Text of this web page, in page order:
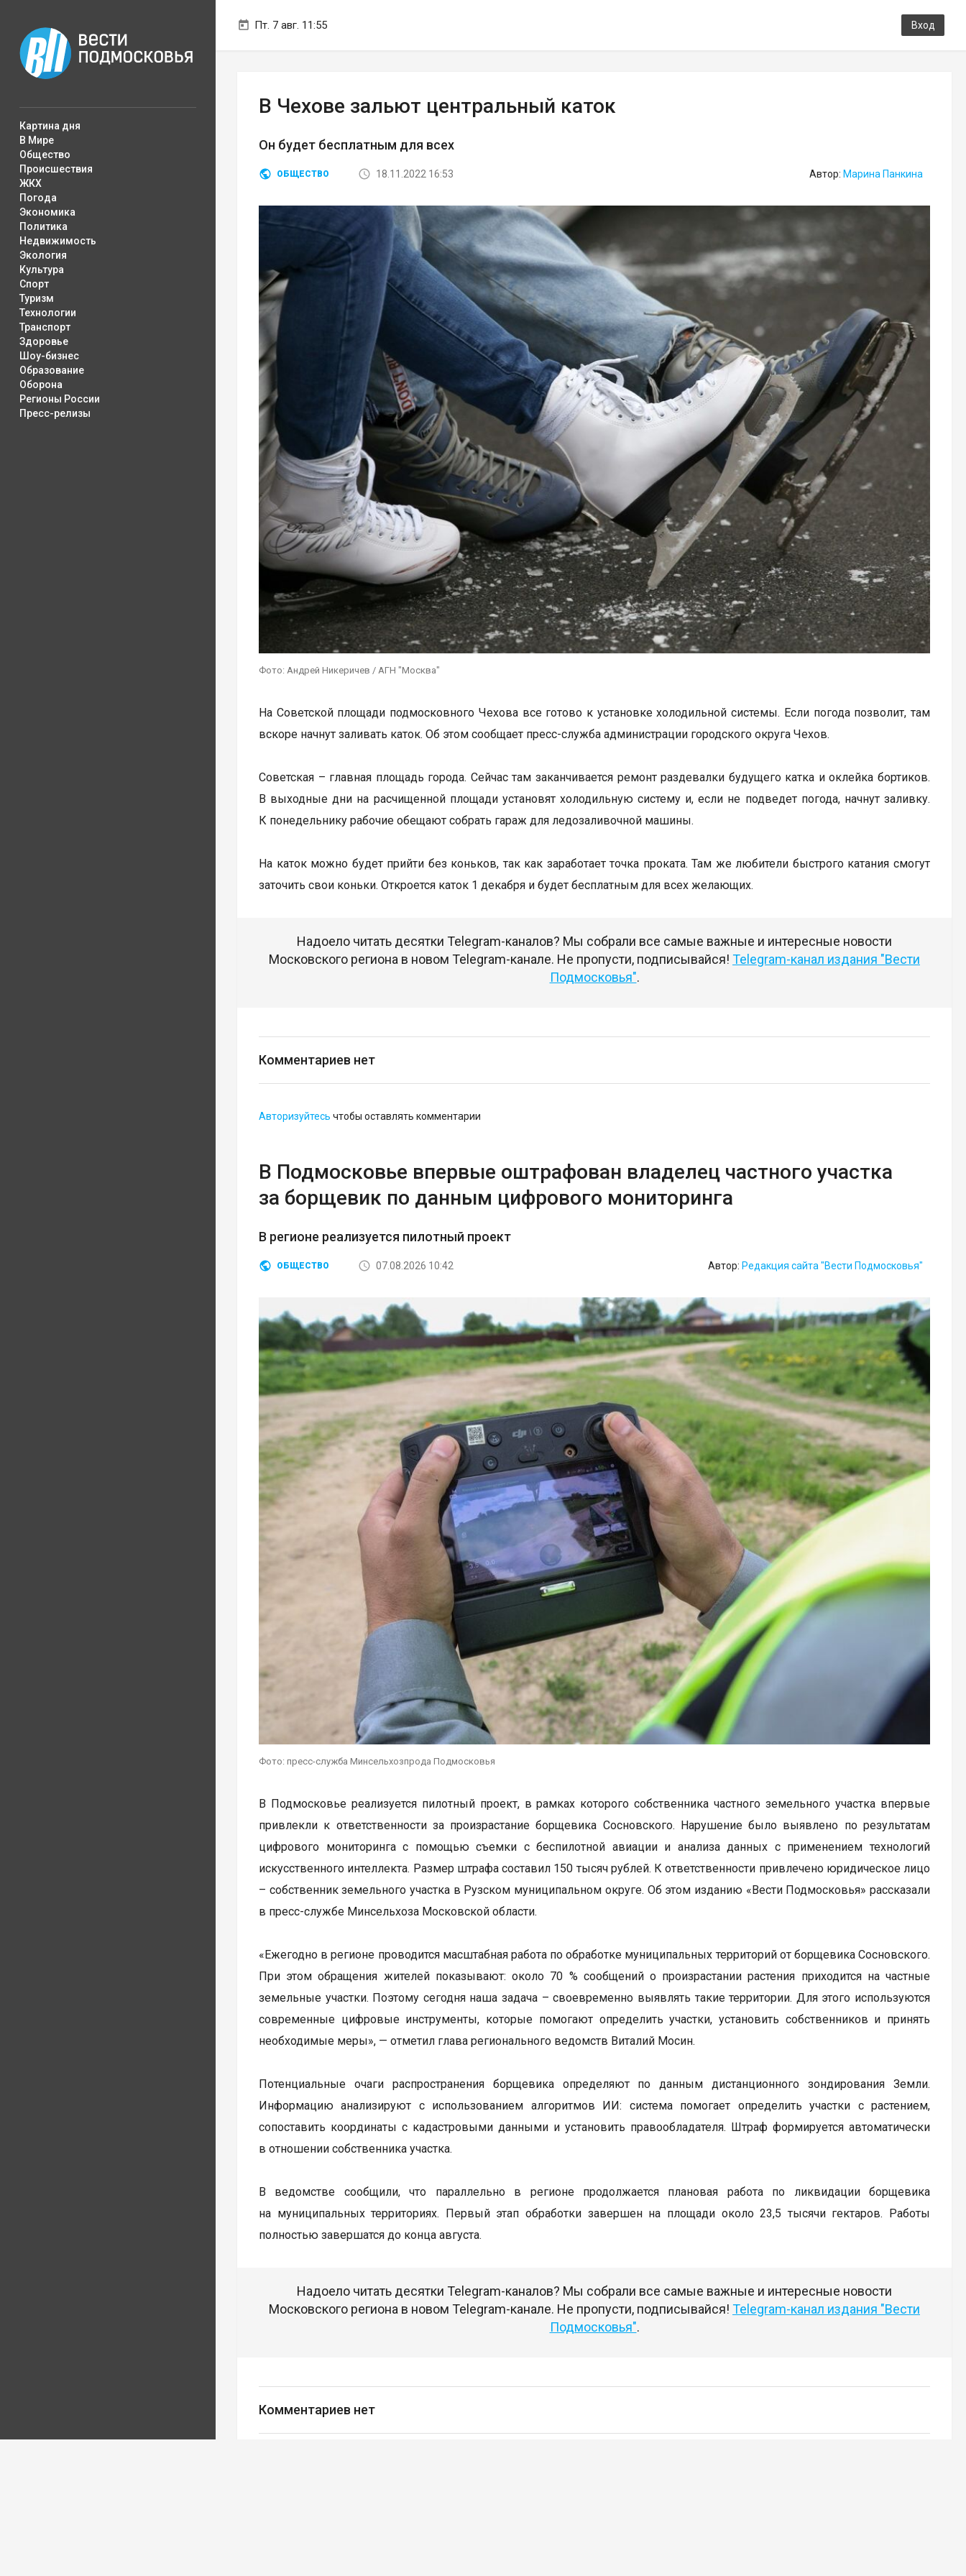
Пт. 7 авг. 11:55 Вход
Картина дня
В Мире
Общество
Происшествия
ЖКХ
Погода
Экономика
Политика
Недвижимость
Экология
Культура
Спорт
Туризм
Технологии
Транспорт
Здоровье
Шоу-бизнес
Образование
Оборона
Регионы России
Пресс-релизы
В Чехове зальют центральный каток
Он будет бесплатным для всех
ОБЩЕСТВО 18.11.2022 16:53 Автор: Марина Панкина
Фото: Андрей Никеричев / АГН "Москва"
На Советской площади подмосковного Чехова все готово к установке холодильной системы. Если погода позволит, там
вскоре начнут заливать каток. Об этом сообщает пресс-служба администрации городского округа Чехов.
Советская – главная площадь города. Сейчас там заканчивается ремонт раздевалки будущего катка и оклейка бортиков.
В выходные дни на расчищенной площади установят холодильную систему и, если не подведет погода, начнут заливку.
К понедельнику рабочие обещают собрать гараж для ледозаливочной машины.
На каток можно будет прийти без коньков, так как заработает точка проката. Там же любители быстрого катания смогут
заточить свои коньки. Откроется каток 1 декабря и будет бесплатным для всех желающих.
Надоело читать десятки Telegram-каналов? Мы собрали все самые важные и интересные новости
Московского региона в новом Telegram-канале. Не пропусти, подписывайся! Telegram-канал издания "Вести
Подмосковья".
Комментариев нет
Авторизуйтесь чтобы оставлять комментарии
В Подмосковье впервые оштрафован владелец частного участка
за борщевик по данным цифрового мониторинга
В регионе реализуется пилотный проект
ОБЩЕСТВО 07.08.2026 10:42 Автор: Редакция сайта "Вести Подмосковья"
Фото: пресс-служба Минсельхозпрода Подмосковья
В Подмосковье реализуется пилотный проект, в рамках которого собственника частного земельного участка впервые
привлекли к ответственности за произрастание борщевика Сосновского. Нарушение было выявлено по результатам
цифрового мониторинга с помощью съемки с беспилотной авиации и анализа данных с применением технологий
искусственного интеллекта. Размер штрафа составил 150 тысяч рублей. К ответственности привлечено юридическое лицо
– собственник земельного участка в Рузском муниципальном округе. Об этом изданию «Вести Подмосковья» рассказали
в пресс-службе Минсельхоза Московской области.
«Ежегодно в регионе проводится масштабная работа по обработке муниципальных территорий от борщевика Сосновского.
При этом обращения жителей показывают: около 70 % сообщений о произрастании растения приходится на частные
земельные участки. Поэтому сегодня наша задача – своевременно выявлять такие территории. Для этого используются
современные цифровые инструменты, которые помогают определить участки, установить собственников и принять
необходимые меры», — отметил глава регионального ведомств Виталий Мосин.
Потенциальные очаги распространения борщевика определяют по данным дистанционного зондирования Земли.
Информацию анализируют с использованием алгоритмов ИИ: система помогает определить участки с растением,
сопоставить координаты с кадастровыми данными и установить правообладателя. Штраф формируется автоматически
в отношении собственника участка.
В ведомстве сообщили, что параллельно в регионе продолжается плановая работа по ликвидации борщевика
на муниципальных территориях. Первый этап обработки завершен на площади около 23,5 тысячи гектаров. Работы
полностью завершатся до конца августа.
Надоело читать десятки Telegram-каналов? Мы собрали все самые важные и интересные новости
Московского региона в новом Telegram-канале. Не пропусти, подписывайся! Telegram-канал издания "Вести
Подмосковья".
Комментариев нет